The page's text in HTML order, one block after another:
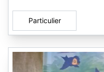
Particulier